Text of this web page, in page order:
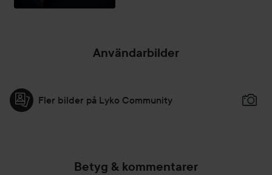
Användarbilder
Fler bilder på Lyko Community
Betyg & kommentarer